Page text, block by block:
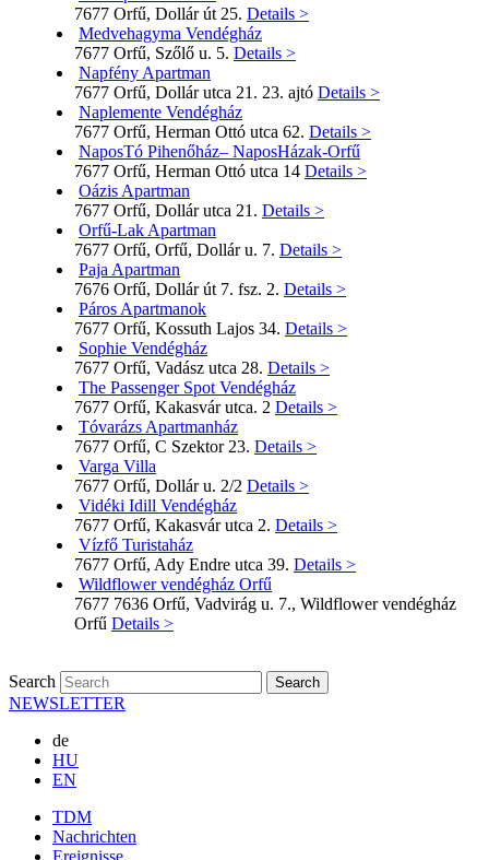
7677 Orfű, Dollár út 25. Details >
Medvehagyma Vendégház
7677 Orfű, Szőlő u. 5. Details >
Napfény Apartman
7677 Orfű, Dollár utca 21. 23. ajtó Details >
Naplemente Vendégház
7677 Orfű, Herman Ottó utca 62. Details >
NaposTó Pihenőház– NaposHázak-Orfű
7677 Orfű, Herman Ottó utca 14 Details >
Oázis Apartman
7677 Orfű, Dollár utca 21. Details >
Orfű-Lak Apartman
7677 Orfű, Orfű, Dollár u. 7. Details >
Paja Apartman
7676 Orfű, Dollár út 7. fsz. 2. Details >
Páros Apartmanok
7677 Orfű, Kossuth Lajos 34. Details >
Sophie Vendégház
7677 Orfű, Vadász utca 28. Details >
The Passenger Spot Vendégház
7677 Orfű, Kakasvár utca. 2 Details >
Tóvarázs Apartmanház
7677 Orfű, C Szektor 23. Details >
Varga Villa
7677 Orfű, Dollár u. 2/2 Details >
Vidéki Idill Vendégház
7677 Orfű, Kakasvár utca 2. Details >
Vízfő Turistaház
7677 Orfű, Ady Endre utca 39. Details >
Wildflower vendégház Orfű
7677 7636 Orfű, Vadvirág u. 7., Wildflower vendégház
Orfű Details >
Search
NEWSLETTER
de
HU
EN
TDM
Nachrichten
Ereignisse